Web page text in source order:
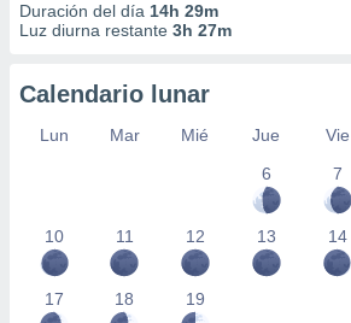
Duración del día 14h 29m
Luz diurna restante 3h 27m
Calendario lunar
Lun Mar Mié Jue Vie
6
7
10 11 12 13 14
17 18 19